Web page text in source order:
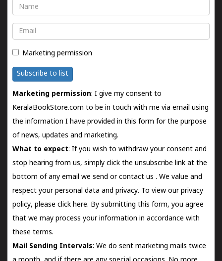
Name
Email
Marketing permission
Subscribe to list
Marketing permission: I give my consent to
KeralaBookStore.com to be in touch with me via email using
the information I have provided in this form for the purpose
of news, updates and marketing.
What to expect: If you wish to withdraw your consent and
stop hearing from us, simply click the unsubscribe link at the
bottom of any email we send orcontact us . We value and
respect your personal data and privacy. To view our privacy
policy, please click here. By submitting this form, you agree
that we may process your information in accordance with
these terms.
Mail Sending Intervals: We do sent marketing mails twice